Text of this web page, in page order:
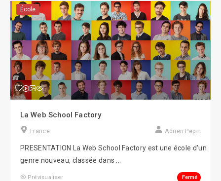
École
La Web School Factory
France Adrien Pepin
PRESENTATION La Web School Factory est une école d'un
genre nouveau, classée dans ...
Prévisualiser Fermé